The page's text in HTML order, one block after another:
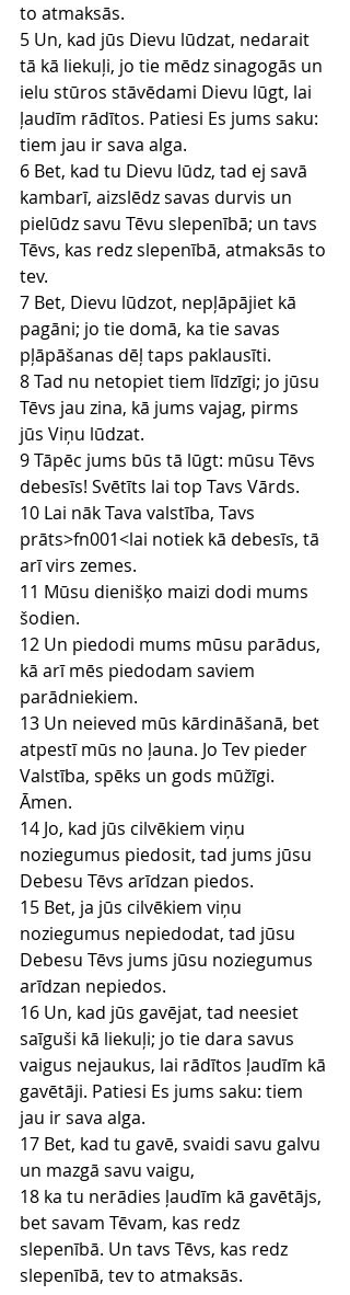
to atmaksās.
5 Un, kad jūs Dievu lūdzat, nedarait
tā kā liekuļi, jo tie mēdz sinagogās un
ielu stūros stāvēdami Dievu lūgt, lai
ļaudīm rādītos. Patiesi Es jums saku:
tiem jau ir sava alga.
6 Bet, kad tu Dievu lūdz, tad ej savā
kambarī, aizslēdz savas durvis un
pielūdz savu Tēvu slepenībā; un tavs
Tēvs, kas redz slepenībā, atmaksās to
tev.
7 Bet, Dievu lūdzot, nepļāpājiet kā
pagāni; jo tie domā, ka tie savas
pļāpāšanas dēļ taps paklausīti.
8 Tad nu netopiet tiem līdzīgi; jo jūsu
Tēvs jau zina, kā jums vajag, pirms
jūs Viņu lūdzat.
9 Tāpēc jums būs tā lūgt: mūsu Tēvs
debesīs! Svētīts lai top Tavs Vārds.
10 Lai nāk Tava valstība, Tavs
prāts>fn001<lai notiek kā debesīs, tā
arī virs zemes.
11 Mūsu dienišķo maizi dodi mums
šodien.
12 Un piedodi mums mūsu parādus,
kā arī mēs piedodam saviem
parādniekiem.
13 Un neieved mūs kārdināšanā, bet
atpestī mūs no ļauna. Jo Tev pieder
Valstība, spēks un gods mūžīgi.
Āmen.
14 Jo, kad jūs cilvēkiem viņu
noziegumus piedosit, tad jums jūsu
Debesu Tēvs arīdzan piedos.
15 Bet, ja jūs cilvēkiem viņu
noziegumus nepiedodat, tad jūsu
Debesu Tēvs jums jūsu noziegumus
arīdzan nepiedos.
16 Un, kad jūs gavējat, tad neesiet
saīguši kā liekuļi; jo tie dara savus
vaigus nejaukus, lai rādītos ļaudīm kā
gavētāji. Patiesi Es jums saku: tiem
jau ir sava alga.
17 Bet, kad tu gavē, svaidi savu galvu
un mazgā savu vaigu,
18 ka tu nerādies ļaudīm kā gavētājs,
bet savam Tēvam, kas redz
slepenībā. Un tavs Tēvs, kas redz
slepenībā, tev to atmaksās.